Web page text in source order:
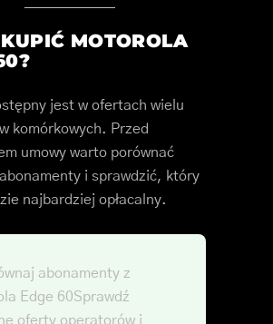
MOTOROLA
jest w ofertach wielu
komórkowych. Przed
umowy warto porównać
i sprawdzić, który
najbardziej opłacalny.
abonamenty z
Edge 60Sprawdź
oferty operatorów i